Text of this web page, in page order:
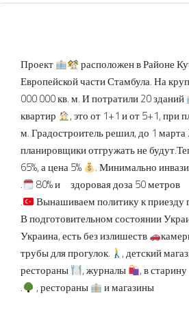
Проект
расположен в Районе
Европейской части Стамбула.На
000 000 кв.м.И потратили 20 зданий
квартир
, это от 1+1 и от 5+1, при
м.Градостроитель решил, до 1
планировщики отгружать не
65%, а цена 5%
.Минимально
80% и здоровая доза 50 метров
.
.
В подготовительном состоянии
Украина, есть без излишеств
трубы для прогулок.
, детский
рестораны
, журналы , в
, рестораны
и магазины
.